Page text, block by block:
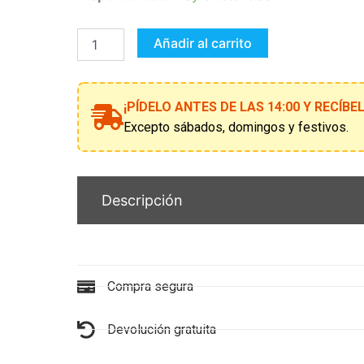
OJO
HALCON
)
cantidad
Añadir al carrito
¡PÍDELO ANTES DE LAS 14:00 Y
Excepto sábados, domingos y festivos.
Descripción
Compra segura
Devolución gratuita